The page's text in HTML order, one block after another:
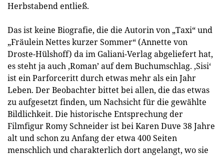
Herbstabend entließ.
Das ist keine Biografie, die die Autorin von „Taxi“ und
„Fräulein Nettes kurzer Sommer“ (Annette von
Droste-Hülshoff) da im Galiani-Verlag abgeliefert hat,
es steht ja auch ‚Roman’ auf dem Buchumschlag. ‚Sisi‘
ist ein Parforceritt durch etwas mehr als ein Jahr
Leben. Der Beobachter bittet bei allen, die das etwas
zu aufgesetzt finden, um Nachsicht für die gewählte
Bildlichkeit. Die historische Entsprechung der
Filmfigur Romy Schneider ist bei Karen Duve 38 Jahre
alt und schon zu Anfang der etwa 400 Seiten
menschlich und charakterlich dort angelangt, wo sie